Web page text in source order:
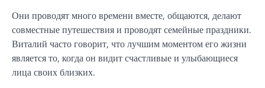
Они проводят много времени вместе, общаются, делают
совместные путешествия и проводят семейные праздники.
Виталий часто говорит, что лучшим моментом его жизни
является то, когда он видит счастливые и улыбающиеся
лица своих близких.